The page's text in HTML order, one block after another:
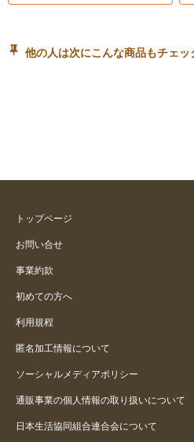
他の人は次にこんな商品もチェッ
トップページ
お問い合せ
事業約款
初めての方へ
利用規程
匿名加工情報について
ソーシャルメディアポリシー
通販事業の個人情報の取り扱いについて
日本生活協同組合連合会について